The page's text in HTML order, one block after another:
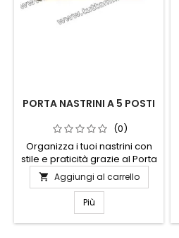
PORTA NASTRINI A 5 POSTI
(0)
Organizza i tuoi nastrini con
stile e praticità grazie al Porta
Nastrini a 5 posti. Questo
elegante accessorio è
perfetto per chi ama il fai-
da-te e desidera mantenere
il proprio spazio di lavoro
 Aggiungi al carrello
Più